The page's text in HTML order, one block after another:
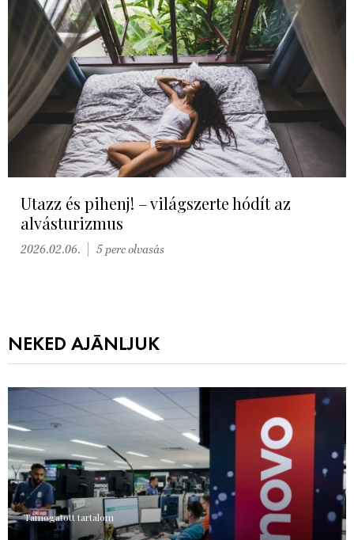
Utazz és pihenj! – világszerte hódít az
alvásturizmus
2026.02.06. 5 perc olvasás
NEKED AJÁNLJUK
Támogatott tartalom